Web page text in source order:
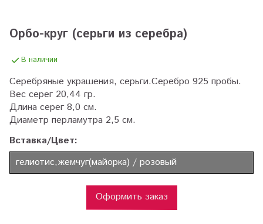
Орбо-круг (серьги из серебра)
В наличии
Серебряные украшения, серьги.Серебро 925 пробы.
Вес серег 20,44 гр.
Длина серег 8,0 см.
Диаметр перламутра 2,5 см.
Вставка/Цвет:
гелиотис,жемчуг(майорка) / розовый
Оформить заказ